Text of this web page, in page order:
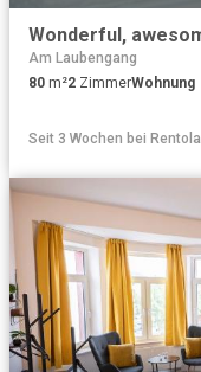
Am Laubengang
80 m²2 ZimmerWohnung
Seit 3 Wochen bei Rentola